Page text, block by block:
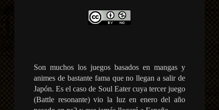
Son muchos los juegos basados en mangas y
animes de bastante fama que no llegan a salir de
Japón. Es el caso de Soul Eater cuya tercer juego
(Battle resonante) vio la luz en enero del año